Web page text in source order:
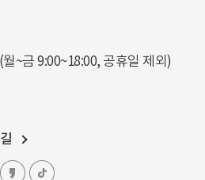
(월~금 9:00~18:00, 공휴일 제외)